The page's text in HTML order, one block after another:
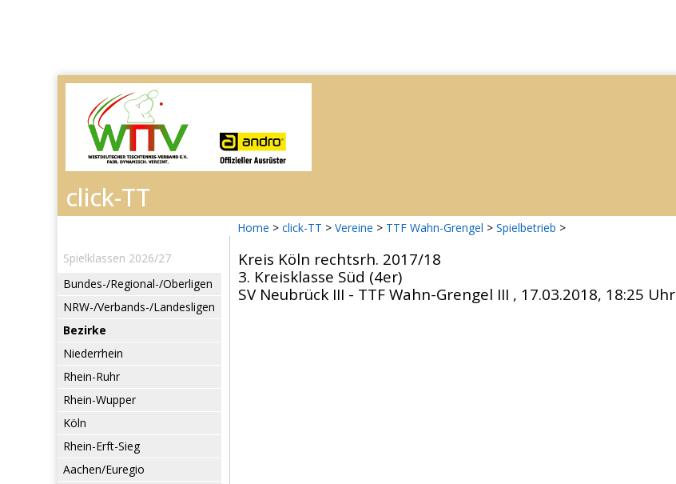
Home > click-TT > Vereine > TTF Wahn-Grengel > Spielbetrieb >
Spielklassen 2026/27
Bundes-/Regional-/Oberligen
NRW-/Verbands-/Landesligen
Bezirke
Niederrhein
Rhein-Ruhr
Rhein-Wupper
Köln
Rhein-Erft-Sieg
Aachen/Euregio
Kreis Köln rechtsrh. 2017/18
3. Kreisklasse Süd (4er)
SV Neubrück III - TTF Wahn-Grengel III , 17.03.2018, 18:25 Uhr